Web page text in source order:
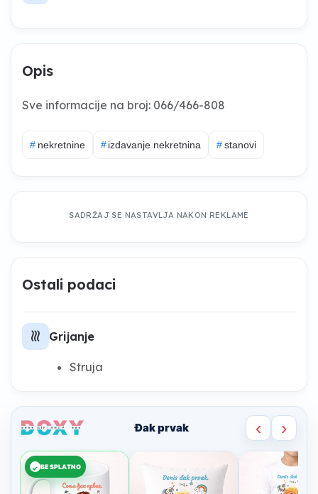
Opis
Sve informacije na broj: 066/466-808
# nekretnine # izdavanje nekretnina #stanovi
SADRŽAJ SE NASTAVLJA NAKON REKLAME
Ostali podaci
heat Grijanje
Struja